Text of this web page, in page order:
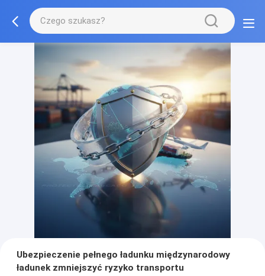
Ubezpieczenie pełnego ładunku międzynarodowy
ładunek zmniejszyć ryzyko transportu